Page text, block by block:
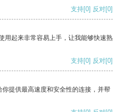
支持[0] 反对[0]
用起来非常容易上手，让我能够快速熟
支持[0] 反对[0]
提供最高速度和安全性的连接，并帮